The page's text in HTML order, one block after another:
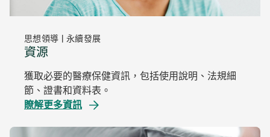
思想領導 | 永續發展
資源
獲取必要的醫療保健資訊，包括使用說明、法規細
節、證書和資料表。
瞭解更多資訊